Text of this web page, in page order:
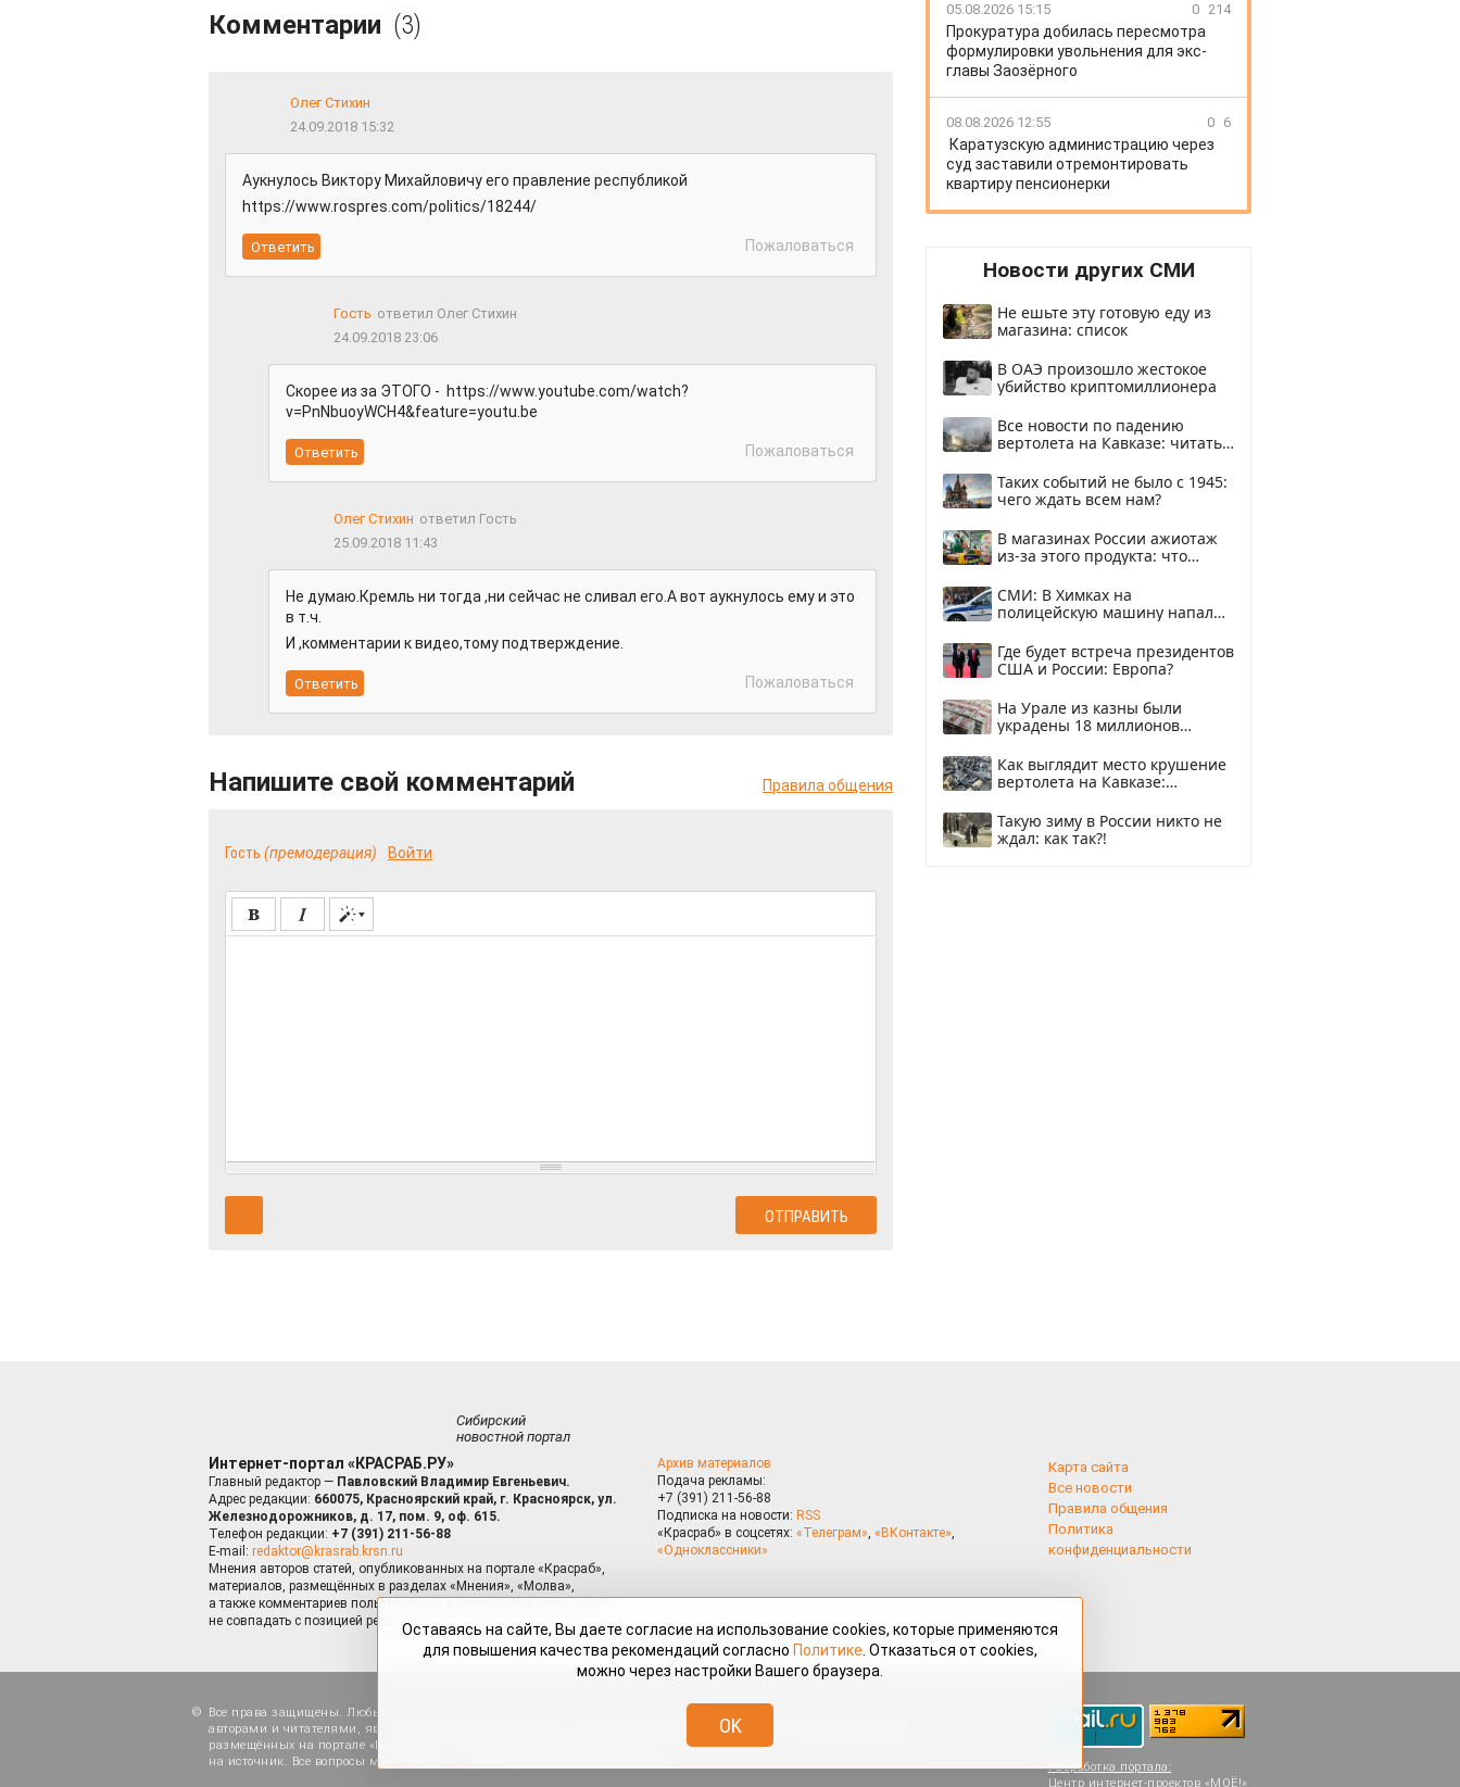
Комментарии (3)
Олег Стихин
24.09.2018 15:32
Аукнулось Виктору Михайловичу его правление республикой
https://www.rospres.com/politics/18244/
Пожаловаться
Гость ответил Олег Стихин
24.09.2018 23:06
Скорее из за ЭТОГО - https://www.youtube.com/watch?
v=PnNbuoyWCH4&feature=youtu.be
Пожаловаться
Олег Стихин ответил Гость
25.09.2018 11:43
Не думаю.Кремль ни тогда ,ни сейчас не сливал его.А вот аукнулось ему и это
в т.ч.
И ,комментарии к видео,тому подтверждение.
Пожаловаться
Напишите свой комментарий Правила общения
Гость (премодерация) Войти
05.08.2026 15:15 0 214
Прокуратура добилась пересмотра
формулировки увольнения для экс-
главы Заозёрного
08.08.2026 12:55 0 6
Каратузскую администрацию через
суд заставили отремонтировать
квартиру пенсионерки
Новости других СМИ
Не ешьте эту готовую еду из
магазина: список
В ОАЭ произошло жестокое
убийство криптомиллионера
Все новости по падению
вертолета на Кавказе: читать
Таких событий не было с 1945:
чего ждать всем нам?
В магазинах России ажиотаж
из-за этого продукта: что
СМИ: В Химках на
полицейскую машину напали
Где будет встреча президентов
США и России: Европа?
На Урале из казны были
украдены 18 миллионов
Как выглядит место крушение
вертолета на Кавказе:
Такую зиму в России никто не
ждал: как так?!
Сибирский
новостной портал
Интернет-портал «КРАСРАБ.РУ»
Главный редактор — Павловский Владимир Евгеньевич.
Адрес редакции: 660075, Красноярский край, г. Красноярск, ул.
Железнодорожников, д. 17, пом. 9, оф. 615.
Телефон редакции: +7 (391) 211-56-88
E-mail: redaktor@krasrab.krsn.ru
Мнения авторов статей, опубликованных на портале «Красраб»,
материалов, размещённых в разделах «Мнения», «Молва»,
а также комментариев пользователей к материалам сайта могут
не совпадать с позицией редакции.
Архив материалов
Подача рекламы:
+7 (391) 211-56-88
Подписка на новости: RSS
«Красраб» в соцсетях: «Телеграм», «ВКонтакте»,
«Одноклассники»
Карта сайта
Все новости
Правила общения
Политика
конфиденциальности
Все права защищены. Любые материалы, размещённые на портале «Красраб.ру» сотрудниками редакции, нештатными
авторами и читателями, являются объектами авторского права. Полное или частичное использование материалов,
размещённых на портале «Красраб.ру», допускается только с письменного согласия редакции с указанием ссылки
на источник. Все вопросы можно задать по адресу
Разработка портала:
Центр интернет-проектов «МОЁ!»
Оставаясь на сайте, Вы даете согласие на использование cookies, которые применяются
для повышения качества рекомендаций согласно Политике . Отказаться от cookies,
можно через настройки Вашего браузера.
OK